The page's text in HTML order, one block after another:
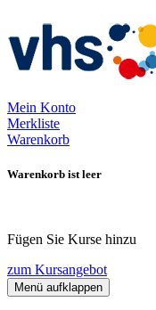
Mein Konto
Merkliste
Warenkorb
Warenkorb ist leer
Fügen Sie Kurse hinzu
zum Kursangebot
Menü aufklappen